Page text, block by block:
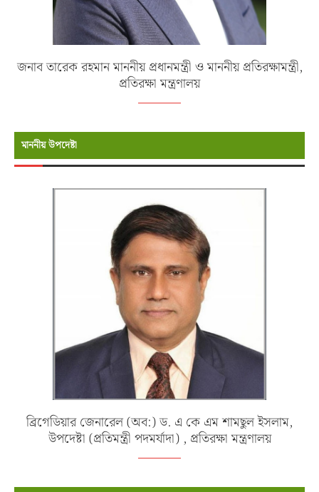
জনাব তারেক রহমান মাননীয় প্রধানমন্ত্রী ও মাননীয় প্রতিরক্ষামন্ত্রী,
প্রতিরক্ষা মন্ত্রণালয়
মাননীয় উপদেষ্টা
ব্রিগেডিয়ার জেনারেল (অব:) ড. এ কে এম শামছুল ইসলাম,
উপদেষ্টা (প্রতিমন্ত্রী পদমর্যাদা) , প্রতিরক্ষা মন্ত্রণালয়